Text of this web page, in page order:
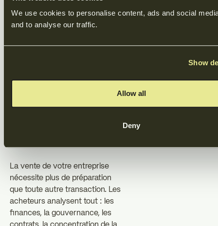
We use cookies to personalise content, ads and social
and to analyse our traffic.
Show
Allow all
Deny
décisive lorsqu'une cible
correspond à vos critères.
Préparation à
préparez-vous
à vendre ou à
La vente de votre entreprise
nécessite plus de préparation
que toute autre transaction. Les
acheteurs analysent tout : les
finances, la gouvernance, les